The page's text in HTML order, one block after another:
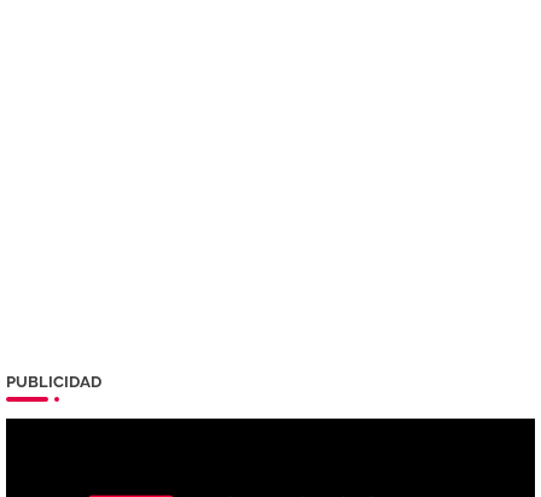
PUBLICIDAD